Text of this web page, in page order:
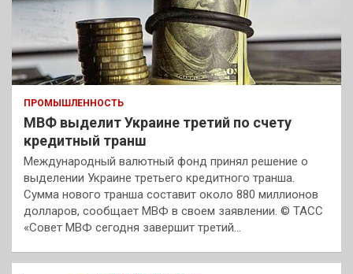
ПРОМЫШЛЕННОСТЬ
МВФ выделит Украине третий по счету
кредитный транш
Международный валютный фонд принял решение о
выделении Украине третьего кредитного транша.
Сумма нового транша составит около 880 миллионов
долларов, сообщает МВФ в своем заявлении. © ТАСС
«Совет МВФ сегодня завершит третий…